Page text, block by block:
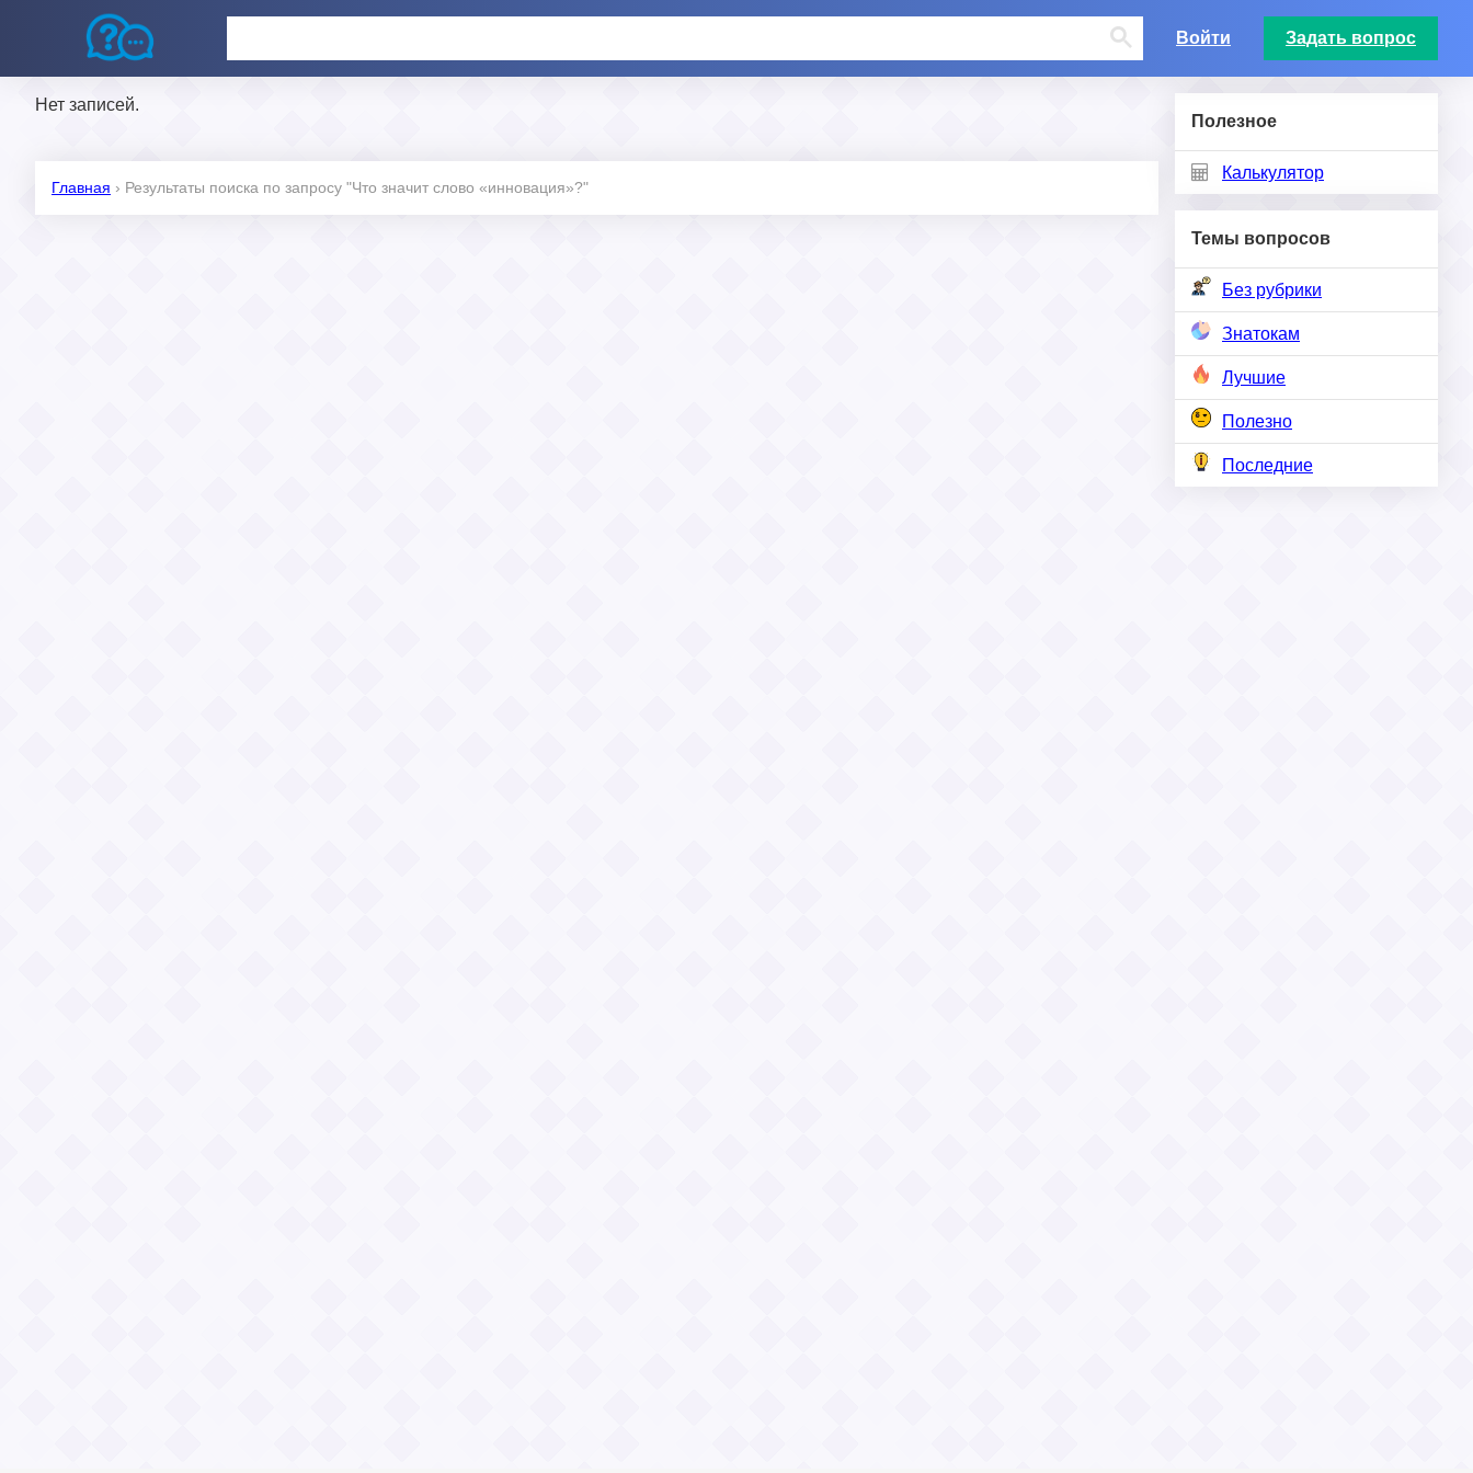
Войти Задать вопрос
Полезное
Калькулятор
Темы вопросов
Без рубрики
Знатокам
Лучшие
Полезно
Последние
Нет записей.
Главная › Результаты поиска по запросу "Что значит слово «инновация»?"